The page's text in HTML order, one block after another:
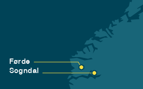
Førde
Sogndal